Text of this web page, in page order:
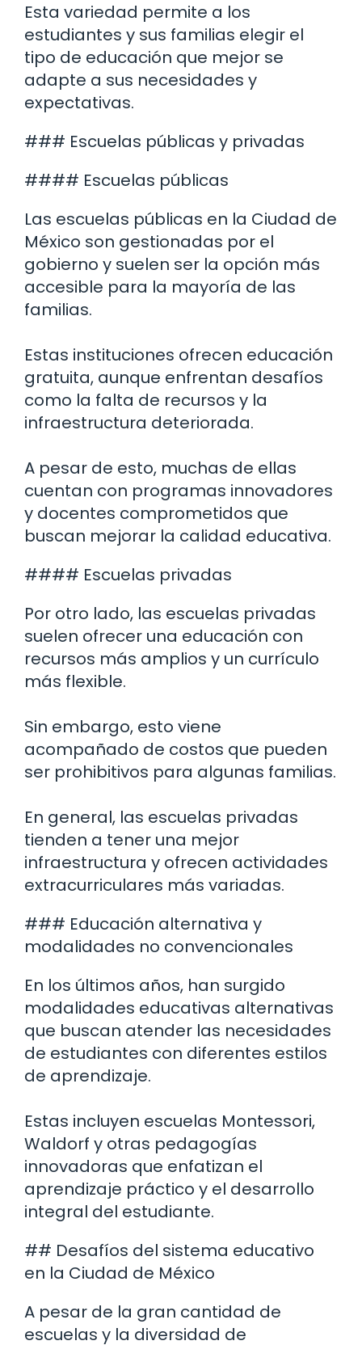
Esta variedad permite a los
estudiantes y sus familias elegir el
tipo de educación que mejor se
adapte a sus necesidades y
expectativas.
### Escuelas públicas y privadas
#### Escuelas públicas
Las escuelas públicas en la Ciudad de
México son gestionadas por el
gobierno y suelen ser la opción más
accesible para la mayoría de las
familias.
Estas instituciones ofrecen educación
gratuita, aunque enfrentan desafíos
como la falta de recursos y la
infraestructura deteriorada.
A pesar de esto, muchas de ellas
cuentan con programas innovadores
y docentes comprometidos que
buscan mejorar la calidad educativa.
#### Escuelas privadas
Por otro lado, las escuelas privadas
suelen ofrecer una educación con
recursos más amplios y un currículo
más flexible.
Sin embargo, esto viene
acompañado de costos que pueden
ser prohibitivos para algunas familias.
En general, las escuelas privadas
tienden a tener una mejor
infraestructura y ofrecen actividades
extracurriculares más variadas.
### Educación alternativa y
modalidades no convencionales
En los últimos años, han surgido
modalidades educativas alternativas
que buscan atender las necesidades
de estudiantes con diferentes estilos
de aprendizaje.
Estas incluyen escuelas Montessori,
Waldorf y otras pedagogías
innovadoras que enfatizan el
aprendizaje práctico y el desarrollo
integral del estudiante.
## Desafíos del sistema educativo
en la Ciudad de México
A pesar de la gran cantidad de
escuelas y la diversidad de